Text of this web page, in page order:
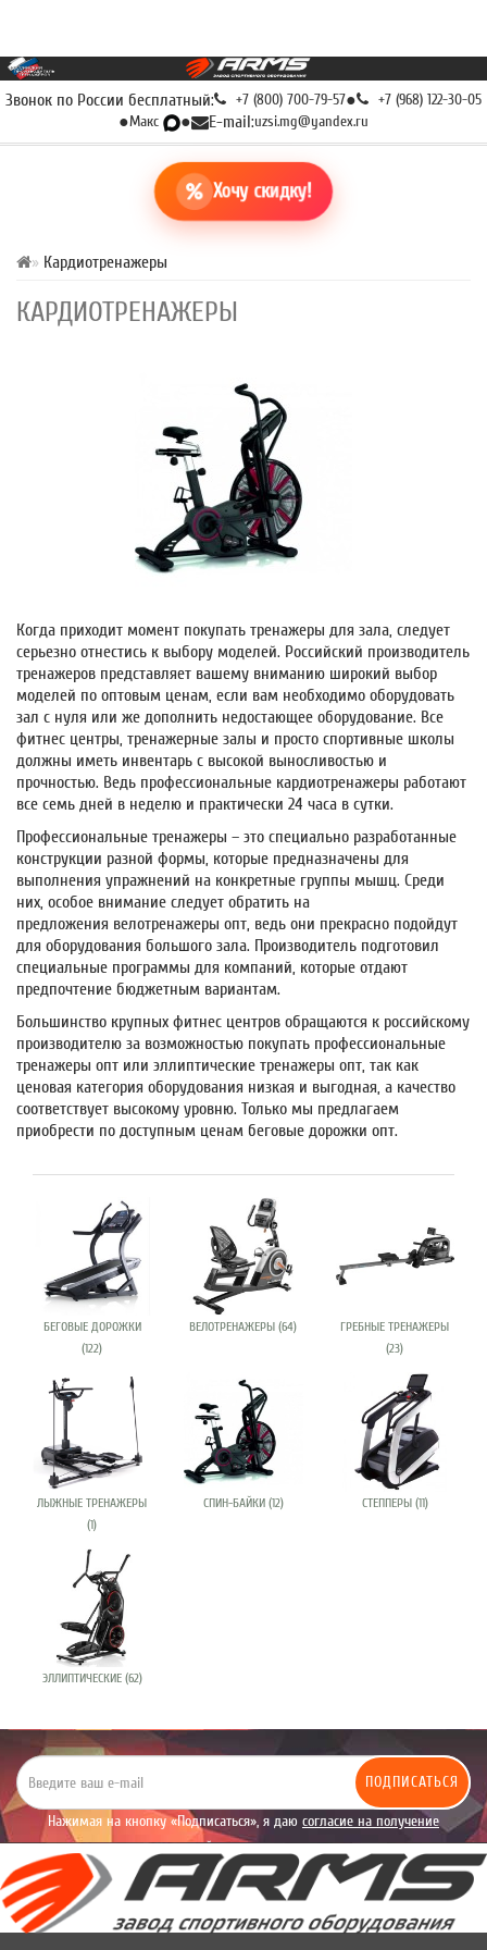
Звонок по России бесплатный: +7 (800) 700-79-57● +7 (968) 122-30-05
●Макс ● E-mail:uzsi.mg@yandex.ru
Хочу скидку!
Кардиотренажеры
КАРДИОТРЕНАЖЕРЫ
Когда приходит момент покупать тренажеры для зала, следует
серьезно отнестись к выбору моделей. Российский производитель
тренажеров представляет вашему вниманию широкий выбор
моделей по оптовым ценам, если вам необходимо оборудовать
зал с нуля или же дополнить недостающее оборудование. Все
фитнес центры, тренажерные залы и просто спортивные школы
должны иметь инвентарь с высокой выносливостью и
прочностью. Ведь профессиональные кардиотренажеры работают
все семь дней в неделю и практически 24 часа в сутки.
Профессиональные тренажеры – это специально разработанные
конструкции разной формы, которые предназначены для
выполнения упражнений на конкретные группы мышц. Среди
них, особое внимание следует обратить на
предложения велотренажеры опт, ведь они прекрасно подойдут
для оборудования большого зала. Производитель подготовил
специальные программы для компаний, которые отдают
предпочтение бюджетным вариантам.
Большинство крупных фитнес центров обращаются к российскому
производителю за возможностью покупать профессиональные
тренажеры опт или эллиптические тренажеры опт, так как
ценовая категория оборудования низкая и выгодная, а качество
соответствует высокому уровню. Только мы предлагаем
приобрести по доступным ценам беговые дорожки опт.
БЕГОВЫЕ ДОРОЖКИ
(122)
ВЕЛОТРЕНАЖЕРЫ (64)
ГРЕБНЫЕ ТРЕНАЖЕРЫ
(23)
ЛЫЖНЫЕ ТРЕНАЖЕРЫ
(1)
СПИН-БАЙКИ (12) СТЕППЕРЫ (11)
ЭЛЛИПТИЧЕСКИЕ (62)
ПОДПИСАТЬСЯ
Нажимая на кнопку «Подписаться», я даю согласие на получение
уведомлений рекламного характера.